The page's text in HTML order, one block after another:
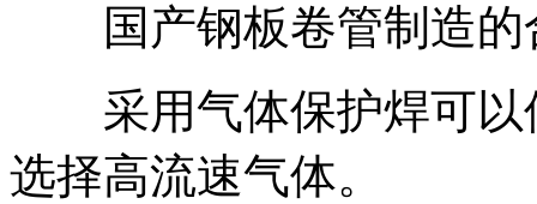
国产钢板卷管制造的
采用气体保护焊可以
选择高流速气体。